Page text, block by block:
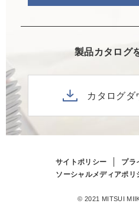
製品カタログ
カタログダ
サイトポリシー
プラ
ソーシャルメディアポリ
© 2021 MITSUI